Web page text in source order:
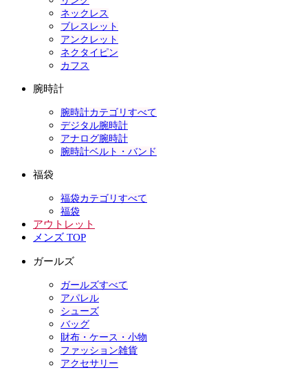
ネックレス
ブレスレット
アンクレット
ネクタイピン
カフス
腕時計
腕時計カテゴリすべて
デジタル腕時計
アナログ腕時計
腕時計ベルト・バンド
福袋
福袋カテゴリすべて
福袋
アウトレット
メンズ TOP
ガールズ
ガールズすべて
アパレル
シューズ
バッグ
財布・ケース・小物
ファッション雑貨
アクセサリー